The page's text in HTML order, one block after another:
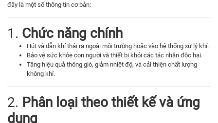
đây là một số thông tin cơ bản:
1. Chức năng chính
Hút và dẫn khí thải ra ngoài môi trường hoặc vào hệ thống xử lý khí.
Bảo vệ sức khỏe con người và thiết bị khỏi các tác nhân độc hại.
Tăng hiệu quả thông gió, giảm nhiệt độ, và cải thiện chất lượng
không khí.
2. Phân loại theo thiết kế và ứng
dụng